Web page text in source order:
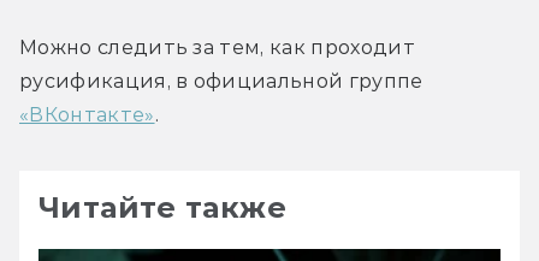
Можно следить за тем, как проходит
«ВКонтакте».
Читайте также